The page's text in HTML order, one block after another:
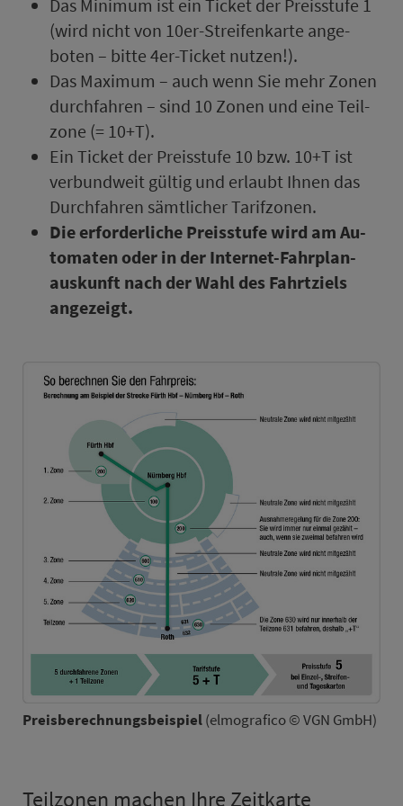
Das Minimum ist ein Ticket der Preis­stufe 1
(wird nicht von 10er-Strei­fen­kar­te an­ge­
boten – bitte 4er-Ticket nutzen!).
Das Maximum – auch wenn Sie mehr Zo­nen
durchfahren – sind 10 Zo­nen und eine Teil­
zo­ne (= 10+T).
Ein Ticket der Preis­stufe 10 bzw. 10+T ist
ver­bund­weit gültig und erlaubt Ihnen das
Durchfahren sämt­licher Ta­rif­zo­nen.
Die erforderliche Preis­stufe wird am Au­
to­maten oder in der Internet-Fahr­plan­
aus­kunft nach der Wahl des Fahrtziels
angezeigt.
Preisberechnungsbeispiel(elmografico © VGN GmbH)
Teil­zo­nen machen Ihre Zeit­kar­te